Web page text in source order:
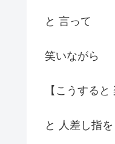
と 言って
笑いながら
【こうする
と 人差し指を